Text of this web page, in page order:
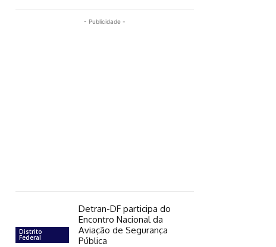
- Publicidade -
Distrito
Federal
Detran-DF participa do
Encontro Nacional da
Aviação de Segurança
Pública